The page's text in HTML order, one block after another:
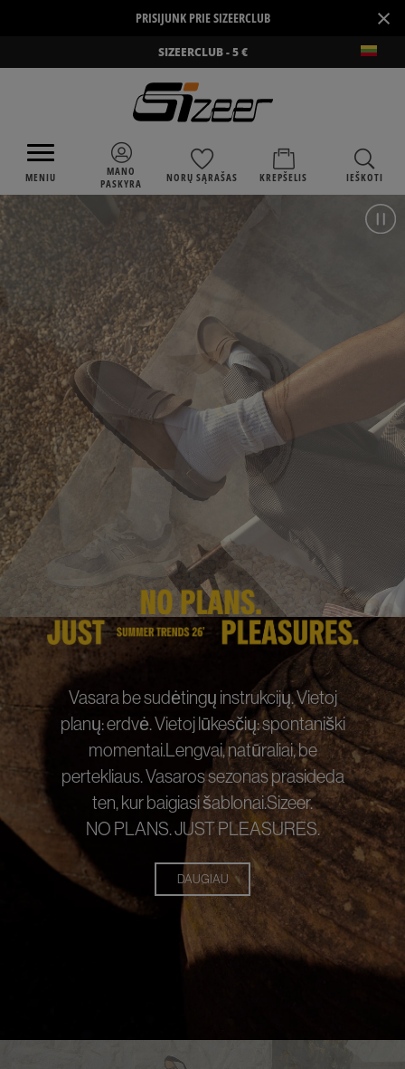
PRISIJUNK PRIE SIZEERCLUB ×
SIZEERCLUB - 5 €
MENIU
MANO
PASKYRA
NORŲ SĄRAŠAS KREPŠELIS IEŠKOTI
Vasara be sudėtingų instrukcijų. Vietoj
planų: erdvė. Vietoj lūkesčių: spontaniški
momentai.Lengvai, natūraliai, be
pertekliaus. Vasaros sezonas prasideda
ten, kur baigiasi šablonai.Sizeer.
NO PLANS. JUST PLEASURES.
DAUGIAU